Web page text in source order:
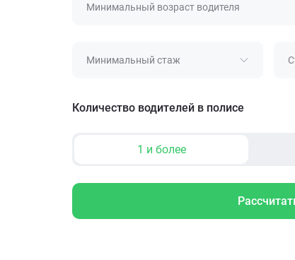
Минимальный возраст водителя
Минимальный стаж
Количество водителей в полисе
1 и более